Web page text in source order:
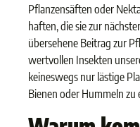
Pflanzensäften oder
haften, die sie zur
übersehene Beitrag zur
wertvollen Insekten
keineswegs nur lästige
Bienen oder Hummeln zu